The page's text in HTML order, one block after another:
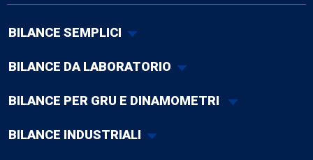
BILANCE SEMPLICI
BILANCE DA LABORATORIO
BILANCE PER GRU E DINAMOMETRI
BILANCE INDUSTRIALI